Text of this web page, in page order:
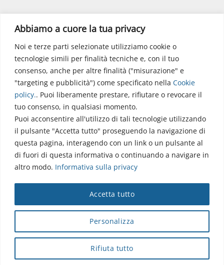
Abbiamo a cuore la tua privacy
Noi e terze parti selezionate utilizziamo cookie o
tecnologie simili per finalità tecniche e, con il tuo
consenso, anche per altre finalità ("misurazione" e
"targeting e pubblicità") come specificato nella Cookie
policy.. Puoi liberamente prestare, rifiutare o revocare il
tuo consenso, in qualsiasi momento.
Puoi acconsentire all'utilizzo di tali tecnologie utilizzando
il pulsante "Accetta tutto" proseguendo la navigazione di
questa pagina, interagendo con un link o un pulsante al
di fuori di questa informativa o continuando a navigare in
altro modo. Informativa sulla privacy
Personalizza
Rifiuta tutto
Accetta tutto
Via dell’Elettronica
86077 Pozzilli (IS)
☏ 0865/915407
segreteriapolodidattico@neuromed.it
Copyright © 2026 Istituto Neurologico Mediterraneo
Neuromed S.p.A.
Webmail |Privacy Policy|Privacy|Disclaimer|Accessibilità
Contatti|Credits
Cap. Soc. € 4.040.000 i.v. - Numero REA IS - 18112 - P.IVA/Cod.
Fiscale 00068310945 - neuromed@pec.it